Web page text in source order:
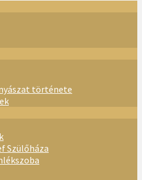
története
Szülőháza